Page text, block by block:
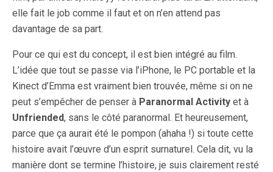
elle fait le job comme il faut et on n’en attend pas
davantage de sa part.
Pour ce qui est du concept, il est bien intégré au film.
L’idée que tout se passe via l’iPhone, le PC portable et la
Kinect d’Emma est vraiment bien trouvée, même si on ne
peut s’empêcher de penser à Paranormal Activity et à
Unfriended, sans le côté paranormal. Et heureusement,
parce que ça aurait été le pompon (ahaha !) si toute cette
histoire avait l’œuvre d’un esprit surnaturel. Cela dit, vu la
manière dont se termine l’histoire, je suis clairement resté